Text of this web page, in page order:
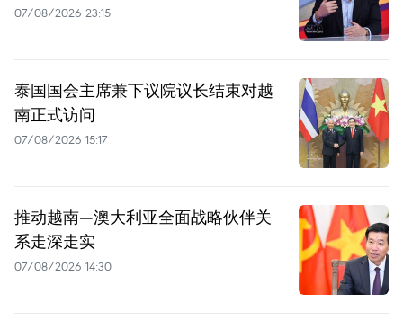
07/08/2026 23:15
泰国国会主席兼下议院议长结束对越
南正式访问
07/08/2026 15:17
推动越南—澳大利亚全面战略伙伴关
系走深走实
07/08/2026 14:30